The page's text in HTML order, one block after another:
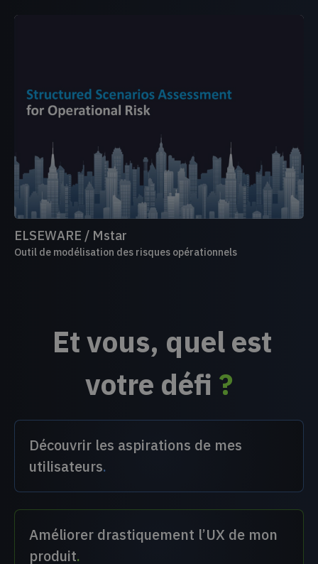
ELSEWARE / Mstar
Outil de modélisation des risques opérationnels
Et vous, quel est
votre défi ?
Découvrir les aspirations de mes
utilisateurs.
Améliorer drastiquement l’UX de mon
produit.